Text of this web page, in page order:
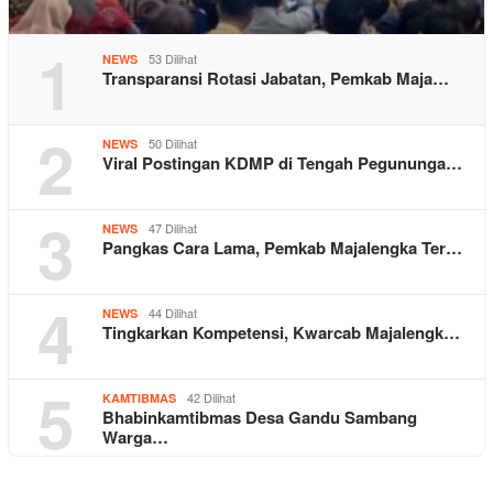
1 NEWS 53 Dilihat
Transparansi Rotasi Jabatan, Pemkab Maja…
2 NEWS 50 Dilihat
Viral Postingan KDMP di Tengah Pegununga…
3 NEWS 47 Dilihat
Pangkas Cara Lama, Pemkab Majalengka Ter…
4 NEWS 44 Dilihat
Tingkarkan Kompetensi, Kwarcab Majalengk…
5 KAMTIBMAS 42 Dilihat
Bhabinkamtibmas Desa Gandu Sambang
Warga…